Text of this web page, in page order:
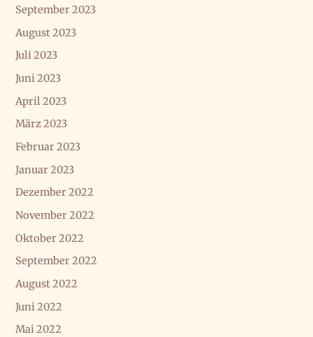
September 2023
August 2023
Juli 2023
Juni 2023
April 2023
März 2023
Februar 2023
Januar 2023
Dezember 2022
November 2022
Oktober 2022
September 2022
August 2022
Juni 2022
Mai 2022